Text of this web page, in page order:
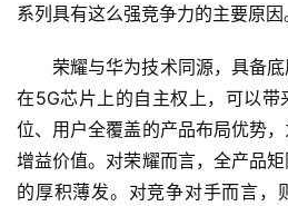
系列具有这么强竞争力的主要原因
荣耀与华为技术同源，具备
在5G芯片上的自主权上，可以带
位、用户全覆盖的产品布局优势
增益价值。对荣耀而言，全产品
的厚积薄发。对竞争对手而言，